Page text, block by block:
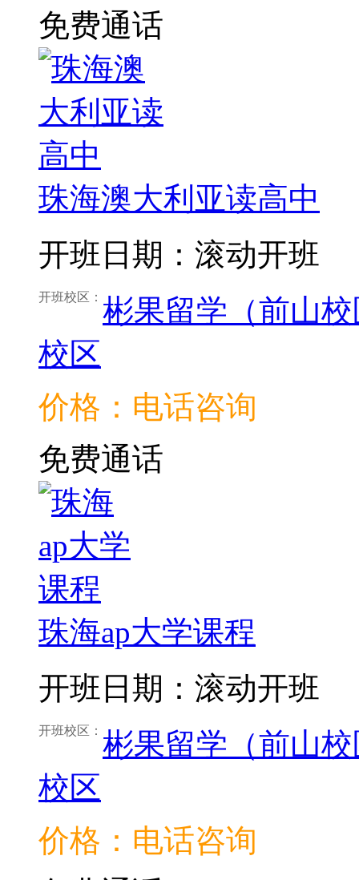
免费通话
珠海澳大利亚读高中
开班日期：滚动开班
开班校区： 彬果留学（前山
校区
价格：电话咨询
免费通话
珠海ap大学课程
开班日期：滚动开班
开班校区： 彬果留学（前山
校区
价格：电话咨询